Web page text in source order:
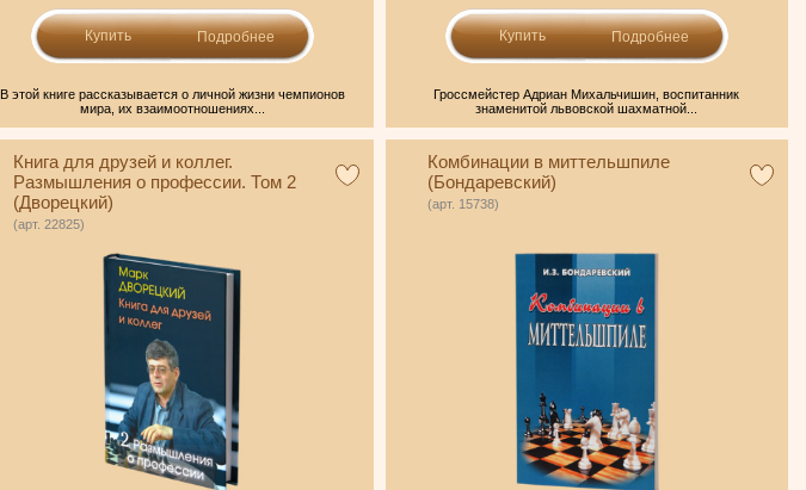
Подробнее
В этой книге рассказывается о личной жизни чемпионов
мира, их взаимоотношениях...
Подробнее
Гроссмейстер Адриан Михальчишин, воспитанник
знаменитой львовской шахматной...
Книга для друзей и коллег.
Размышления о профессии. Том 2
(Дворецкий)
(арт. 22825)
Комбинации в миттельшпиле
(Бондаревский)
(арт. 15738)